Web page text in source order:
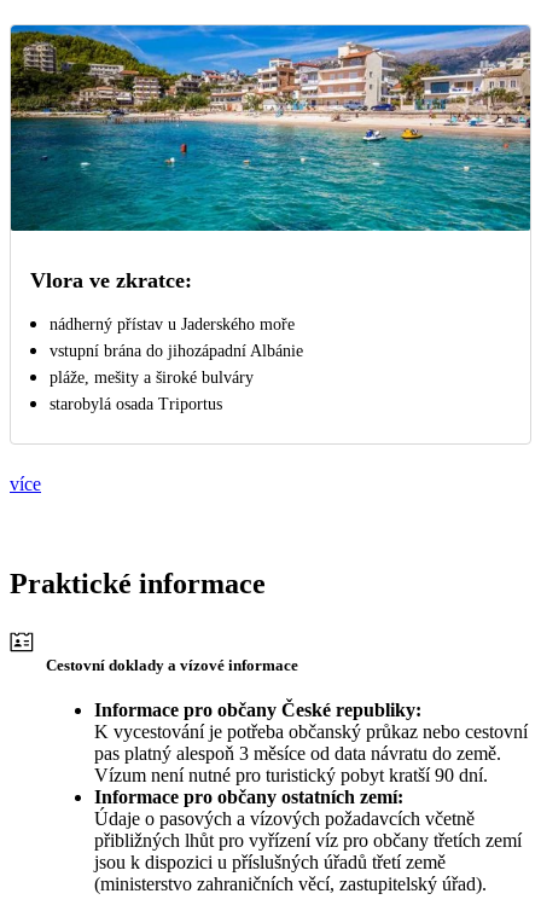
Vlora ve zkratce:
nádherný přístav u Jaderského moře
vstupní brána do jihozápadní Albánie
pláže, mešity a široké bulváry
starobylá osada Triportus
více
Praktické informace
Cestovní doklady a vízové informace
Informace pro občany České republiky:
K vycestování je potřeba občanský průkaz nebo cestovní
pas platný alespoň 3 měsíce od data návratu do země.
Vízum není nutné pro turistický pobyt kratší 90 dní.
Informace pro občany ostatních zemí:
Údaje o pasových a vízových požadavcích včetně
přibližných lhůt pro vyřízení víz pro občany třetích zemí
jsou k dispozici u příslušných úřadů třetí země
(ministerstvo zahraničních věcí, zastupitelský úřad).